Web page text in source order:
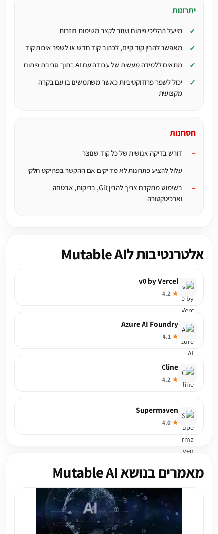
יתרונות
מייעל תהליכי פיתוח ועוזר לקצר משימות חוזרות
מאפשר להבין קוד קיים, לכתוב קוד חדש או לשפר איכות קוד
מתאים ללמידה מעשית של עבודה עם AI בתוך סביבת פיתוח
יכול לשפר פרודוקטיביות כאשר משתמשים בו עם בקרה
מקצועית
חסרונות
דורש בדיקה אנושית של כל קוד שנוצר
עלול להציע פתרונות לא מדויקים אם ההקשר בפרויקט חלקי
בשימוש מתקדם צריך להבין Git, בדיקות, אבטחה
וארכיטקטורה
אלטרנטיבות לMutable AI
v0 by Vercel
★
Azure AI Foundry
★
Cline
★
Supermaven
★
מאמרים בנושא Mutable AI